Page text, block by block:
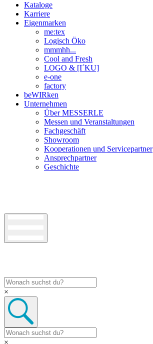
Kataloge
Karriere
Eigenmarken
me:tex
Logisch Öko
mmmhh...
Cool and Fresh
LOGO & [I´KU]
e-one
factory
beWIRken
Unternehmen
Über MESSERLE
Messen und Veranstaltungen
Fachgeschäft
Showroom
Kooperationen und Servicepartner
Ansprechpartner
Geschichte
×